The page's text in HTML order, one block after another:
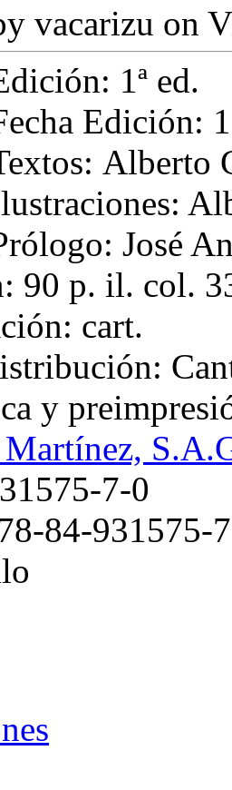
vacarizu on
1ª ed.
Edición:
Alberto
José
90 p. il. col.
cart.
y
Martínez,
7-0
84-931575-